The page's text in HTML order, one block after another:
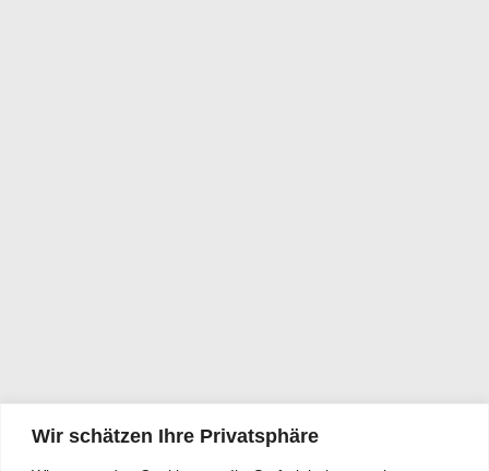
Wir schätzen Ihre Privatsphäre